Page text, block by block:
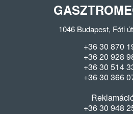
1046 Budapest, Fóti
+36 30 870
+36 20 928
+36 30 514
+36 30 366
+36 30 948